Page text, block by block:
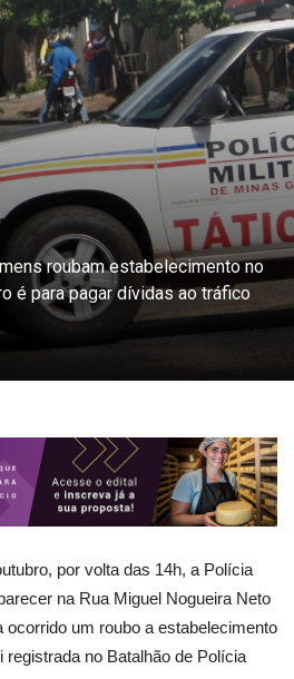
roubam estabelecimento no
é para pagar dívidas ao tráfico
por volta das 14h, a Polícia
na Rua Miguel Nogueira Neto
ocorrido um roubo a estabelecimento
registrada no Batalhão de Polícia